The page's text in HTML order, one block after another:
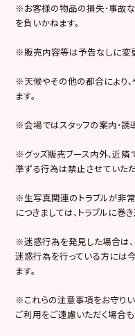
※お客様の物品の損失･事故
を負いかねます。
※販売内容等は予告なしに変
※天候やその他の都合により
ます。
※会場ではスタッフの案内･誘
※グッズ販売ブース内外､近隣
準ずる行為は禁止させていただ
※生写真関連のトラブルが非常
につきましては､トラブルに巻
※迷惑行為を発見した場合は、
迷惑行為を行っている方には
ます。
※これらの注意事項をお守り
ご利用をご遠慮いただく場合も